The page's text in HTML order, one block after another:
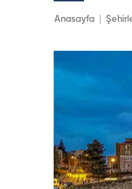
Anasayfa